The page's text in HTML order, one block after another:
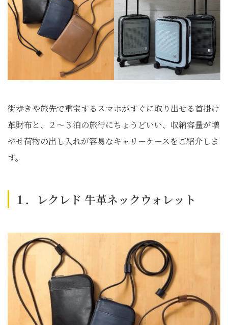
街歩きや旅先で重宝するスマホがすぐに取り出せる首掛け
革財布と、２〜３泊の旅行にちょうどいい、収納容量が増
やせ荷物の出し入れが容易なキャリーケースをご紹介しま
す。
１．レクレド 牛革ネックウォレット